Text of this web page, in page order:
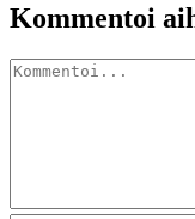
Facebook
X
Reddit
LinkedIn
WhatsApp
Pinterest
Sähköposti
Kommentoi
Kommentti